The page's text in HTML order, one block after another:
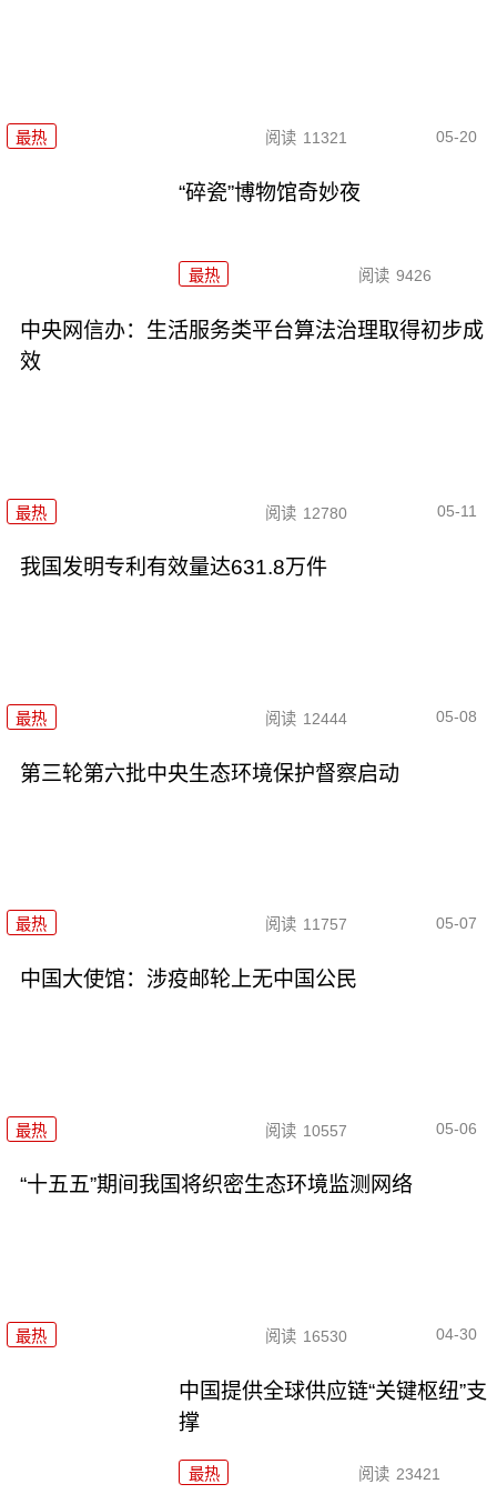
最热 阅读 11321 05-20
“碎瓷”博物馆奇妙夜
最热 阅读 9426
中央网信办：生活服务类平台算法治理取得初步成
效
最热 阅读 12780 05-11
我国发明专利有效量达631.8万件
最热 阅读 12444 05-08
第三轮第六批中央生态环境保护督察启动
最热 阅读 11757 05-07
中国大使馆：涉疫邮轮上无中国公民
最热 阅读 10557 05-06
“十五五”期间我国将织密生态环境监测网络
最热 阅读 16530 04-30
中国提供全球供应链“关键枢纽”支
撑
最热 阅读 23421